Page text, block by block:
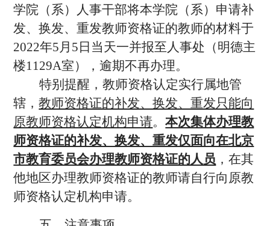
学院（系）人事干部将本学院（系）申请补
发、换发、重发教师资格证的教师的材料于
2022年5月5日当天一并报至人事处（明德主
楼1129A室），逾期不再办理。
特别提醒，教师资格认定实行属地管
辖，教师资格证的补发、换发、重发只能向
原教师资格认定机构申请。本次集体办理教
师资格证的补发、换发、重发仅面向在北京
市教育委员会办理教师资格证的人员 ，在其
他地区办理教师资格证的教师请自行向原教
师资格认定机构申请。